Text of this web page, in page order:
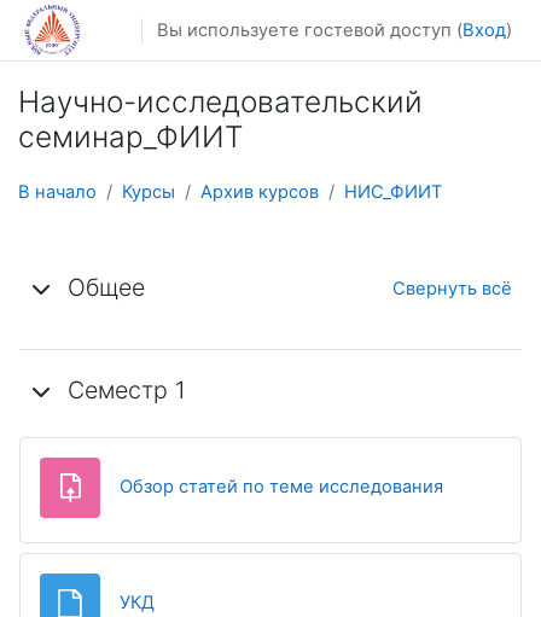
Перейти к основному содержанию
Вы используете гостевой доступ (Вход)
Научно-исследовательский
семинар_ФИИТ
В начало Курсы Архив курсов НИС_ФИИТ
Общее Свернуть всё
Семестр 1
Обзор статей по теме исследования
УКД